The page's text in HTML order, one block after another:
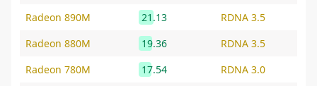
Radeon 890M
21.13
RDNA 3.5
Radeon 880M
19.36
RDNA 3.5
Radeon 780M
17.54
RDNA 3.0